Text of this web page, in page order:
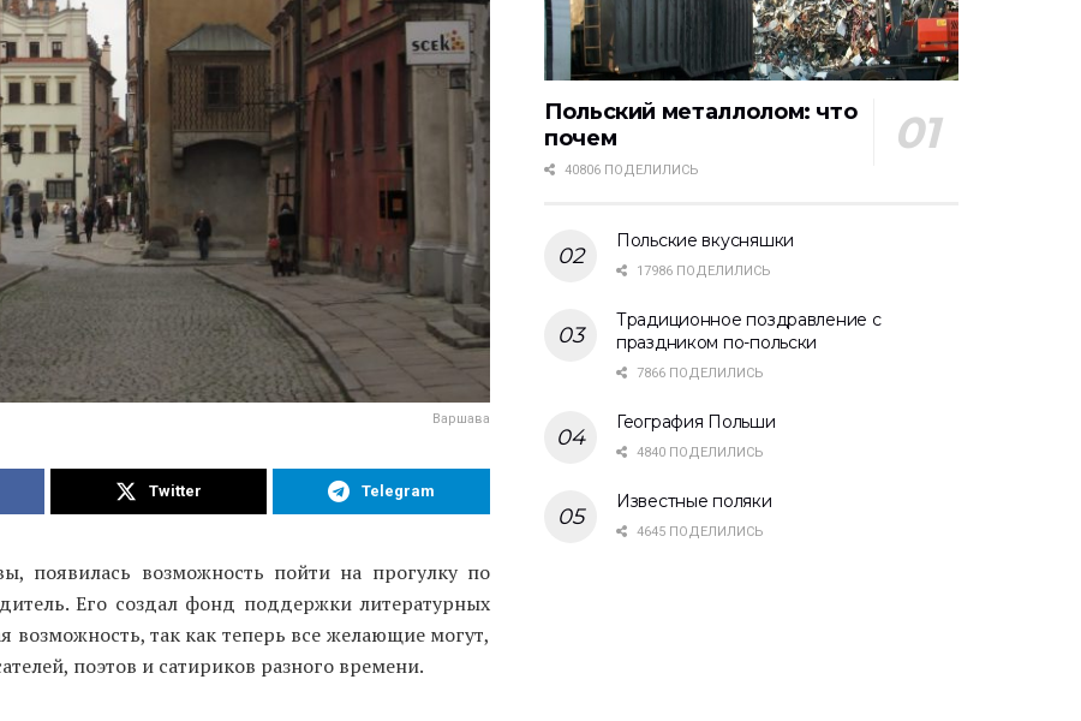
Варшава
Twitter Telegram
появилась возможность пойти на прогулку по
Его создал фонд поддержки литературных
возможность, так как теперь все желающие могут,
поэтов и сатириков разного времени.
Польский металлолом: что
почем
40806 ПОДЕЛИЛИСЬ
Польские вкусняшки
17986 ПОДЕЛИЛИСЬ
Традиционное поздравление с
праздником по-польски
7866 ПОДЕЛИЛИСЬ
География Польши
4840 ПОДЕЛИЛИСЬ
Известные поляки
4645 ПОДЕЛИЛИСЬ